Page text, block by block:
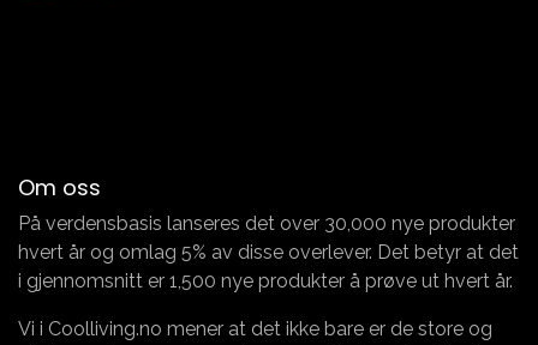
Om oss
På verdensbasis lanseres det over 30,000 nye produkter
hvert år og omlag 5% av disse overlever. Det betyr at det
i gjennomsnitt er 1,500 nye produkter å prøve ut hvert år.
Vi i Coolliving.no mener at det ikke bare er de store og